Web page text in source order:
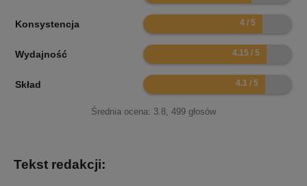
Konsystencja 8
Wydajność 8.3
Skład 8.2
Średnia ocena: 3.8 499 głosów
Tekst redakcji: